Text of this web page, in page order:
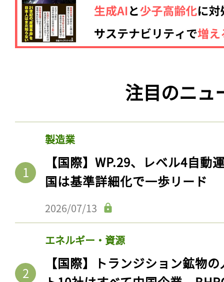
注目のニュ
製造業
【国際】WP.29、レベル4自動
国は基準詳細化で一歩リード
2026/07/13
エネルギー・資源
【国際】トランジション鉱物